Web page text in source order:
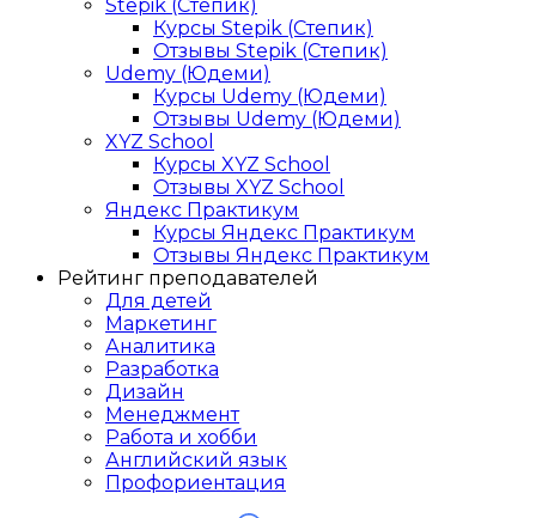
Stepik (Степик)
Курсы Stepik (Степик)
Отзывы Stepik (Степик)
Udemy (Юдеми)
Курсы Udemy (Юдеми)
Отзывы Udemy (Юдеми)
XYZ School
Курсы XYZ School
Отзывы XYZ School
Яндекс Практикум
Курсы Яндекс Практикум
Отзывы Яндекс Практикум
Рейтинг преподавателей
Для детей
Маркетинг
Аналитика
Разработка
Дизайн
Менеджмент
Работа и хобби
Английский язык
Профориентация